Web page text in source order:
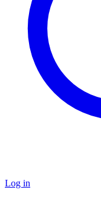
Log in